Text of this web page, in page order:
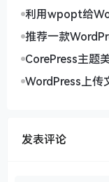
利用wpopt给
推荐一款
CorePress主题
WordPress上传
发表评论